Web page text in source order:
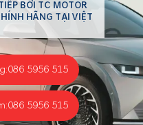
đã bàn giao tổng
xe tới khách
toàn quốc.
BỞI TC MOTOR
HÃNG TẠI VIỆT
086 5956 515
086 5956 515